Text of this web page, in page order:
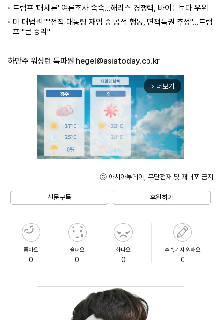
트럼프 '대세론' 여론조사 속속...해리스 경쟁력, 바이든보다 우위
미 대법원 ""전직 대통령 재임 중 공적 행동, 면책특권 추정"...트럼
프 "큰 승리"
하만주 워싱턴 특파원 hegel@asiatoday.co.kr
arrow_forward_ios 더보기
ⓒ 아시아투데이, 무단전재 및 재배포 금지
신문구독 후원하기
좋아요
0
슬퍼요
0
화나요
0
후속기사 원해요
0